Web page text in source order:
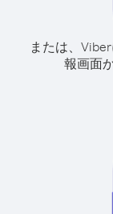
または、
報画面